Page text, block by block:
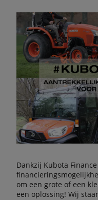
Dankzij Kubota
om een grote of een
een oplossing! Wij